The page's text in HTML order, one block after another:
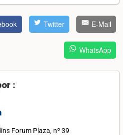
Twitter E-Mail
WhatsApp
:
Forum Plaza, nº 39